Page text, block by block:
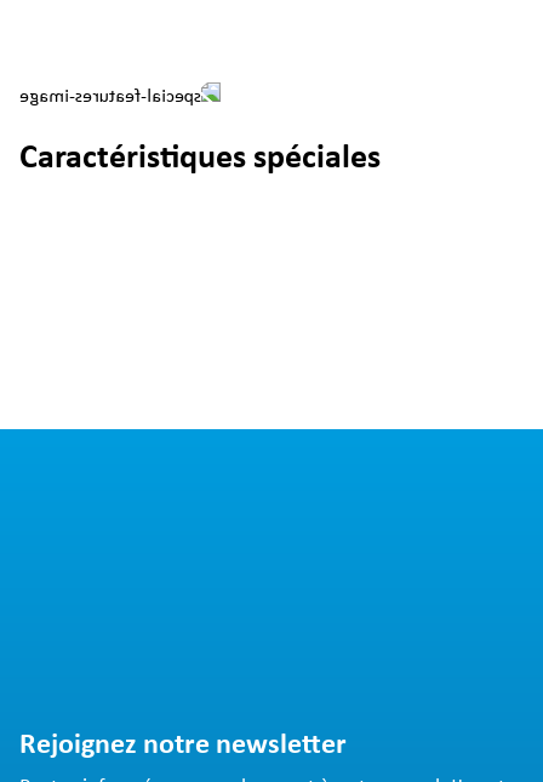
Caractéristiques spéciales
Rejoignez notre newsletter